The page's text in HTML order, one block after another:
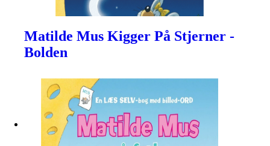
Matilde Mus Kigger På Stjerner -
Bolden